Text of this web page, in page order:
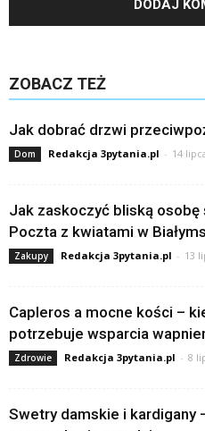
ZOBACZ TEŻ
Jak dobrać drzwi
Dom Redakcja 3pytania.pl - 14
Jak zaskoczyć bliską
Poczta z kwiatami w
Zakupy Redakcja 3pytania.pl - 13
Capleros a mocne kości –
potrzebuje wsparcia
Zdrowie Redakcja 3pytania.pl - 8
Swetry damskie i kardigany